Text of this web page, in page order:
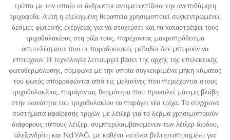
τρόπο με τον οποίο οι άνθρωποι αντιμετωπίζουν την ανεπιθύμητη
τριχοφυΐα. Αυτή η εξελιγμένη θεραπεία χρησιμοποιεί συγκεντρωμένες
δέσμες φωτεινής ενέργειας για να στοχεύσει και να καταστρέψει τους
τριχοθυλακίους στη ρίζα τους, παρέχοντας μακροπρόθεσμα
αποτελέσματα που οι παραδοσιακές μέθοδοι δεν μπορούν να
επιτύχουν. Η τεχνολογία λειτουργεί βάσει της αρχής της επιλεκτικής
φωτοθερμόλυσης, σύμφωνα με την οποία συγκεκριμένα μήκη κύματος
του φωτός απορροφώνται από τις μελανίνες που περιέχονται στους
τριχοθυλακίους, παράγοντας θερμότητα που προκαλεί μόνιμη βλάβη
στην ικανότητα του τριχοθυλακίου να παράγει νέα τρίχα. Τα σύγχρονα
συστήματα αφαίρεσης τριχών με λέιζερ για το δέρμα χρησιμοποιούν
διάφορους τύπους λέιζερ, συμπεριλαμβανομένων των λέιζερ διόδου,
αλεξανδρίτη και Nd:YAG, με καθένα να είναι βελτιστοποιημένο για